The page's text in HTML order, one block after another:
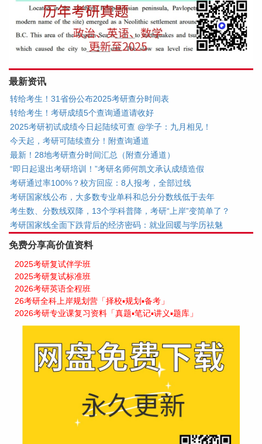
最新资讯
转给考生！31省份公布2025考研查分时间表
转给考生！考研成绩5个查询通道请收好
2025考研初试成绩今日起陆续可查 @学子：九月相见！
今天起，考研可陆续查分！附查询通道
最新！28地考研查分时间汇总（附查分通道）
“即日起退出考研培训！”考研名师何凯文承认成绩造假
考研通过率100%？校方回应：8人报考，全部过线
考研国家线公布，大多数专业单科和总分分数线低于去年
考生数、分数线双降，13个学科普降，考研“上岸”变简单了？
考研国家线全面下跌背后的经济密码：就业回暖与学历祛魅
免费分享高价值资料
2025考研复试伴学班
2025考研复试标准班
2026考研英语全程班
26考研全科上岸规划营「择校▪规划▪备考」
2026考研专业课复习资料「真题▪笔记▪讲义▪题库」